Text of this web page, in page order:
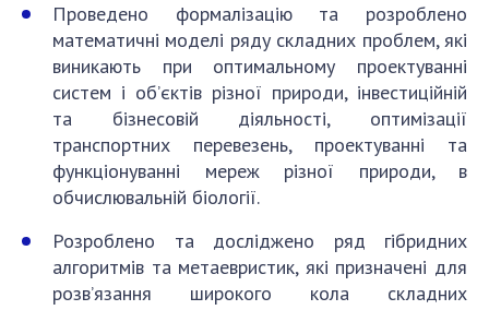
Проведено формалізацію та розроблено
математичні моделі ряду складних проблем, які
виникають при оптимальному проектуванні
систем і об’єктів різної природи, інвестиційній
та бізнесовій діяльності, оптимізації
транспортних перевезень, проектуванні та
функціонуванні мереж різної природи, в
обчислювальній біології.
Розроблено та досліджено ряд гібридних
алгоритмів та метаевристик, які призначені для
розв’язання широкого кола складних